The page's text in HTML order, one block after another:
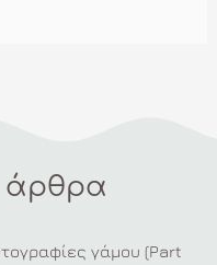
γάμου (Part